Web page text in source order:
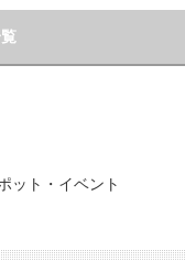
ット・イベント